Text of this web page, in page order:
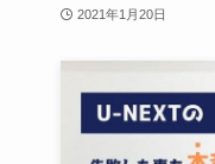
2021年1月20日